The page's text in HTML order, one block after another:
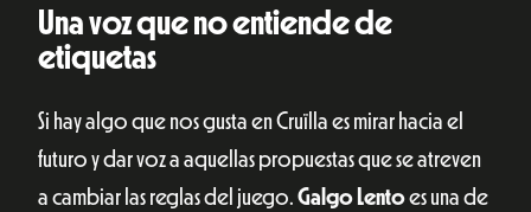
Una voz que no entiende de
etiquetas
Si hay algo que nos gusta en Cruïlla es mirar hacia el
futuro y dar voz a aquellas propuestas que se atreven
a cambiar las reglas del juego. Galgo Lentoes una de